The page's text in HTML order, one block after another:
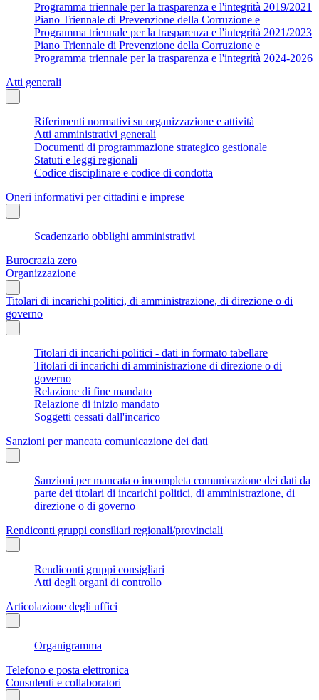
Programma triennale per la trasparenza e l'integrità 2019/2021
Piano Triennale di Prevenzione della Corruzione e
Programma triennale per la trasparenza e l'integrità 2021/2023
Piano Triennale di Prevenzione della Corruzione e
Programma triennale per la trasparenza e l'integrità 2024-2026
Atti generali
Riferimenti normativi su organizzazione e attività
Atti amministrativi generali
Documenti di programmazione strategico gestionale
Statuti e leggi regionali
Codice disciplinare e codice di condotta
Oneri informativi per cittadini e imprese
Scadenzario obblighi amministrativi
Burocrazia zero
Organizzazione
Titolari di incarichi politici, di amministrazione, di direzione o di
governo
Titolari di incarichi politici - dati in formato tabellare
Titolari di incarichi di amministrazione di direzione o di
governo
Relazione di fine mandato
Relazione di inizio mandato
Soggetti cessati dall'incarico
Sanzioni per mancata comunicazione dei dati
Sanzioni per mancata o incompleta comunicazione dei dati da
parte dei titolari di incarichi politici, di amministrazione, di
direzione o di governo
Rendiconti gruppi consiliari regionali/provinciali
Rendiconti gruppi consigliari
Atti degli organi di controllo
Articolazione degli uffici
Organigramma
Telefono e posta elettronica
Consulenti e collaboratori